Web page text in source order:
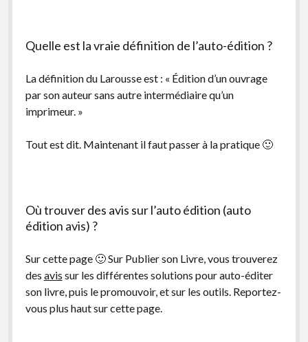
Quelle est la vraie définition de l’auto-édition ?
La définition du Larousse est : « Édition d’un ouvrage
par son auteur sans autre intermédiaire qu’un
imprimeur. »
Tout est dit. Maintenant il faut passer à la pratique 🙂
Où trouver des avis sur l’auto édition (auto
édition avis) ?
Sur cette page 🙂 Sur Publier son Livre, vous trouverez
des avis sur les différentes solutions pour auto-éditer
son livre, puis le promouvoir, et sur les outils. Reportez-
vous plus haut sur cette page.